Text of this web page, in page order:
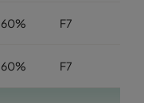
60% F7
60% F7